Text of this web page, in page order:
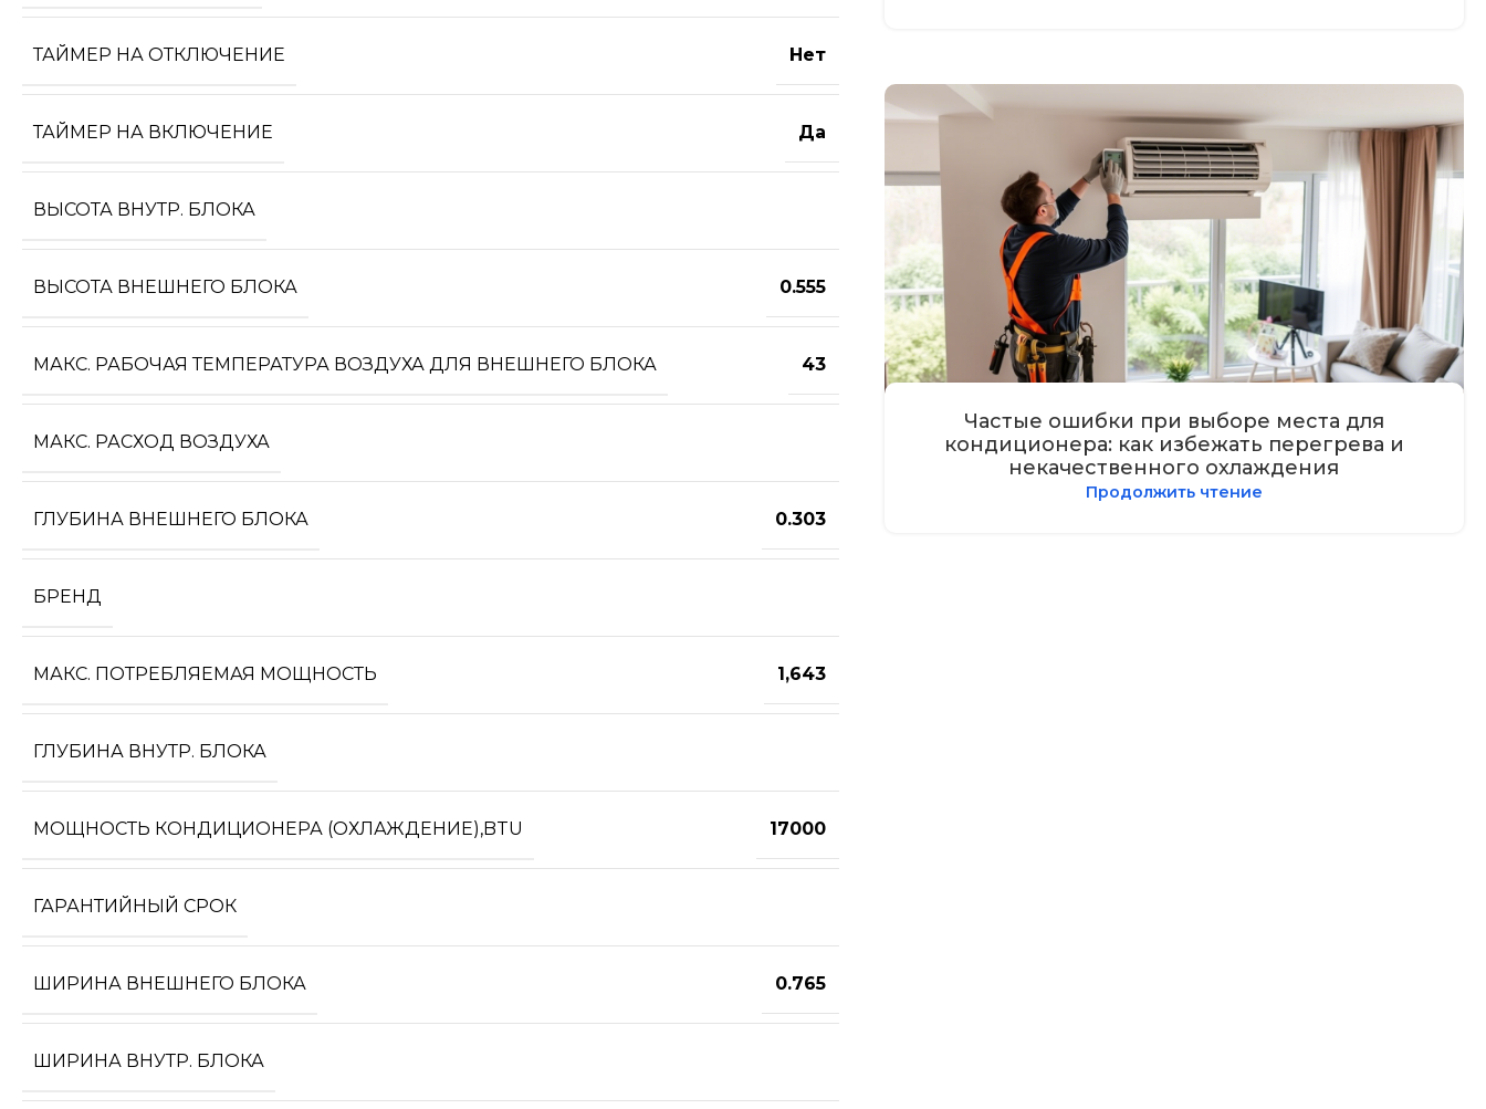
ТАЙМЕР НА ОТКЛЮЧЕНИЕ Нет
ТАЙМЕР НА ВКЛЮЧЕНИЕ Да
ВЫСОТА ВНУТР. БЛОКА
ВЫСОТА ВНЕШНЕГО БЛОКА 0.555
МАКС. РАБОЧАЯ ТЕМПЕРАТУРА ВОЗДУХА ДЛЯ ВНЕШНЕГО БЛОКА 43
МАКС. РАСХОД ВОЗДУХА
ГЛУБИНА ВНЕШНЕГО БЛОКА 0.303
БРЕНД
МАКС. ПОТРЕБЛЯЕМАЯ МОЩНОСТЬ 1,643
ГЛУБИНА ВНУТР. БЛОКА
МОЩНОСТЬ КОНДИЦИОНЕРА (ОХЛАЖДЕНИЕ),BTU 17000
ГАРАНТИЙНЫЙ СРОК
ШИРИНА ВНЕШНЕГО БЛОКА 0.765
ШИРИНА ВНУТР. БЛОКА
Частые ошибки при выборе места для
кондиционера: как избежать перегрева и
некачественного охлаждения
Продолжить чтение